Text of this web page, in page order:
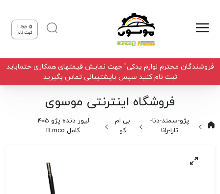
ورود |
ثبت نام
فروشندگان محترم لوازم یدکی" جهت نمایش قیمتهای همکاری حتماباید
ثبت نام کنید سپس باپشتیبانی تماس بگیرید
فروشگاه اینترنتی موسوی
پژو-سمند-دنا-
تارا-رانا
بی ام
کو
لیور دنده پژو 405
کامل B.mco